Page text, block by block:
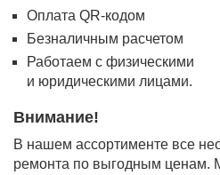
Оплата QR-кодом
Безналичным расчетом
Работаем с физическими
и юридическими лицами.
Внимание!
В нашем ассортименте все
ремонта по выгодным ценам.